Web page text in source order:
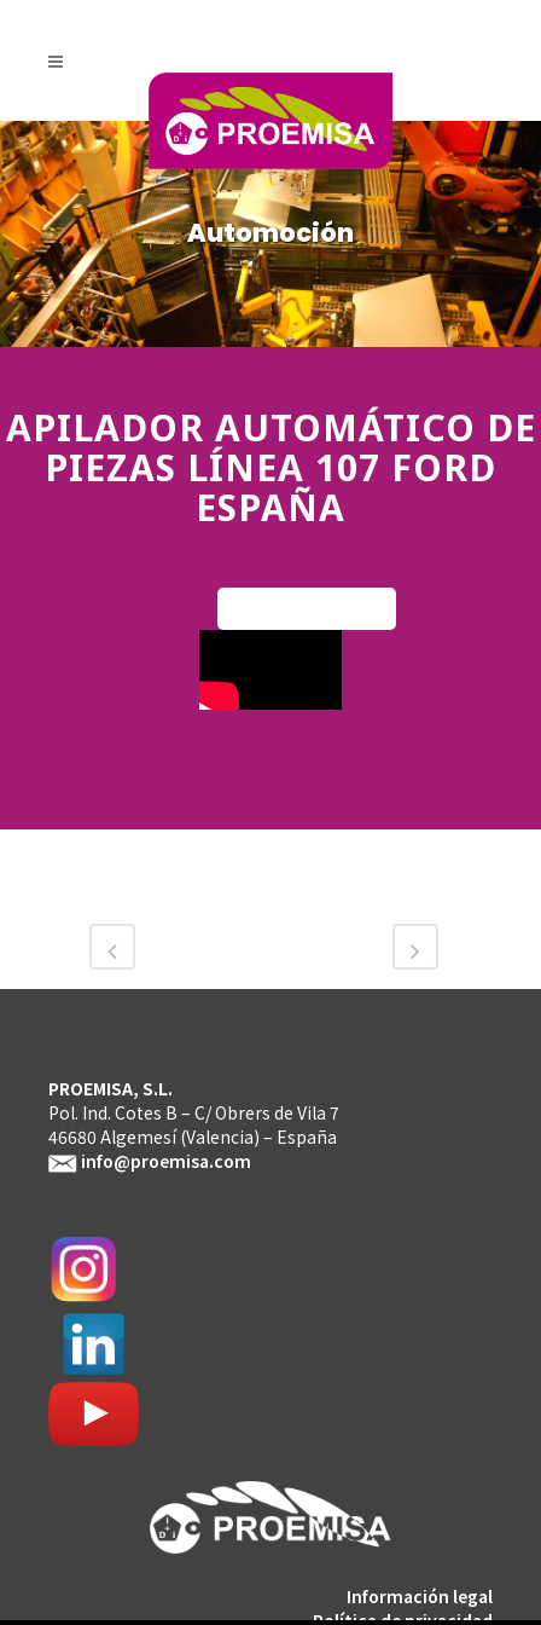
Automoción
APILADOR AUTOMÁTICO DE
PIEZAS LÍNEA 107 FORD
ESPAÑA
PROEMISA, S.L.
Pol. Ind. Cotes B – C/ Obrers de Vila 7
46680 Algemesí (Valencia) – España
info@proemisa.com
Información legal